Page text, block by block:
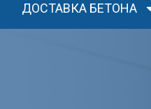
ДОСТАВКА БЕТОНА